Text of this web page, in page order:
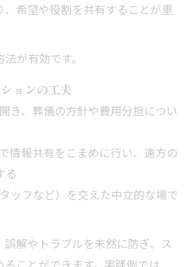
、希望や役割を共有することが重
が有効です。
ョンの工夫
き、葬儀の方針や費用分担につい
情報共有をこまめに行い、遠方の
る
ッフなど）を交えた中立的な場で
解やトラブルを未然に防ぎ、ス